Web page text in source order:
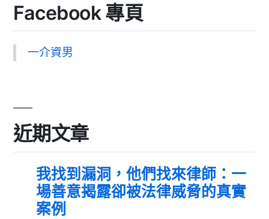
Facebook 專頁
一介資男
近期文章
我找到漏洞，他們找來律師：一
場善意揭露卻被法律威脅的真實
案例